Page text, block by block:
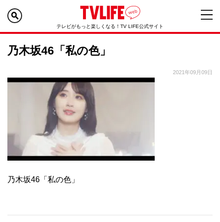
テレビがもっと楽しくなる！TV LIFE公式サイト
乃木坂46「私の色」
2021年09月09日
乃木坂46「私の色」